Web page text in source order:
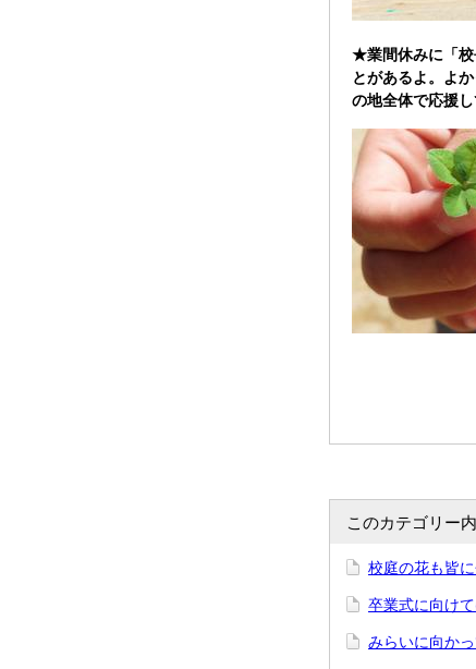
★業間休みに「校
とがあるよ。よ
の地全体で応援
このカテゴリー
校庭の花も皆
卒業式に向け
みらいに向か